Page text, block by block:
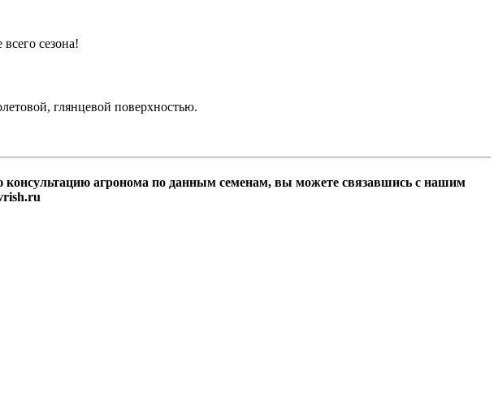
сезона!
глянцевой поверхностью.
агронома по данным семенам, вы можете связавшись с нашим